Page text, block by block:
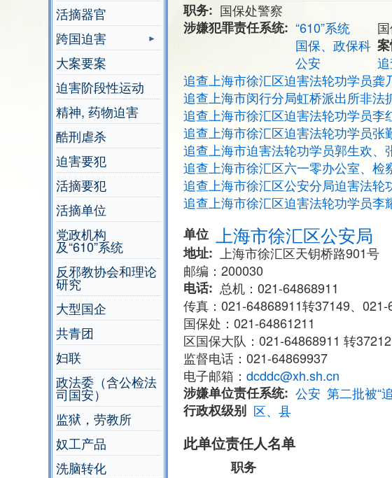
活摘器官
跨国迫害
大案要案
迫害阶段性运动
精神, 药物迫害
酷刑虐杀
迫害要犯
活摘要犯
活摘单位
党政机构
及“610”系统
反邪教协会和理论
研究
大型国企
共青团
妇联
政法委（含公检法
司国安）
监狱，劳教所
奴工产品
洗脑转化
职务
国保处警察
涉嫌犯罪责任系统
“610”系统
国保、政保科
公安
追查上海市徐汇区迫害法轮功学员
追查上海市闵行分局虹桥派出所非
追查上海市徐汇区迫害法轮功学员李
追查上海市徐汇区迫害法轮功学员张
追查上海市迫害法轮功学员郭生欢、
追查上海市徐汇区六一零办公室、
追查上海市徐汇区公安分局迫害法
追查上海市徐汇区迫害法轮功学员
单位 上海市徐汇区公安局
地址
上海市徐汇区天钥桥路901号
邮编：200030
电话
总机：021-64868911
传真：021-64868911转37149、021-
国保处：021-64861211
区国保大队：021-64868911 转
监督电话：021-64869937
电子邮箱： dcddc@xh.sh.cn
涉嫌单位责任系统
公安 第二批被“
行政权级别 区、县
此单位责任人名单
职务